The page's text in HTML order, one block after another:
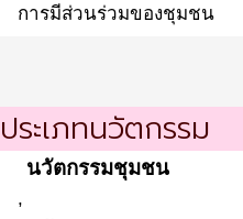
การมีส่วนร่วมของชุมชน
ประเภทนวัตกรรม
นวัตกรรมชุมชน
,